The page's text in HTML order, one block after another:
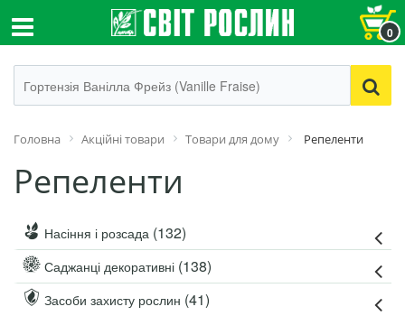
0
Головна Акційні товари Товари для дому Репеленти
Репеленти
Насіння і розсада (132)
Саджанці декоративні (138)
Засоби захисту рослин (41)